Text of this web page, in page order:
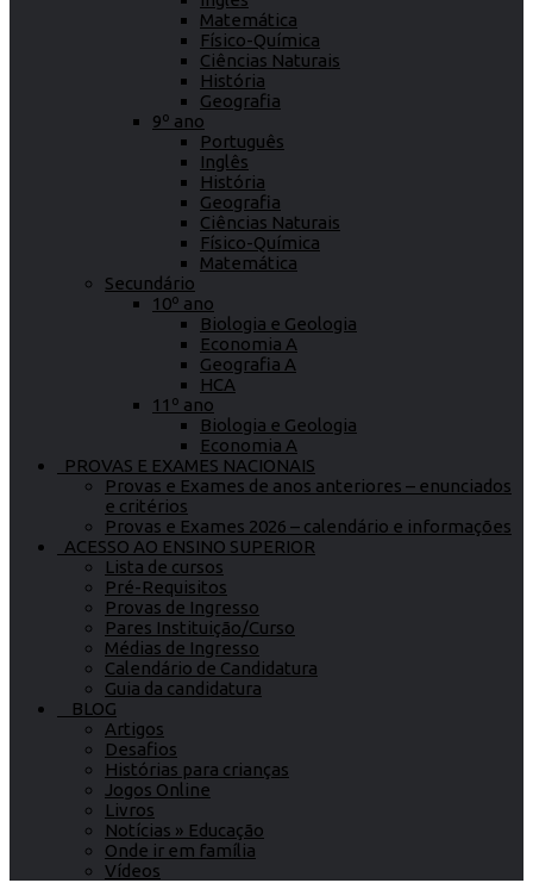
Matemática
Físico-Química
Ciências Naturais
História
Geografia
9º ano
Português
Inglês
História
Geografia
Ciências Naturais
Físico-Química
Matemática
Secundário
10º ano
Biologia e Geologia
Economia A
Geografia A
HCA
11º ano
Biologia e Geologia
Economia A
PROVAS E EXAMES NACIONAIS
Provas e Exames de anos anteriores – enunciados
e critérios
Provas e Exames 2026 – calendário e informações
ACESSO AO ENSINO SUPERIOR
Lista de cursos
Pré-Requisitos
Provas de Ingresso
Pares Instituição/Curso
Médias de Ingresso
Calendário de Candidatura
Guia da candidatura
BLOG
Artigos
Desafios
Histórias para crianças
Jogos Online
Livros
Notícias » Educação
Onde ir em família
Vídeos